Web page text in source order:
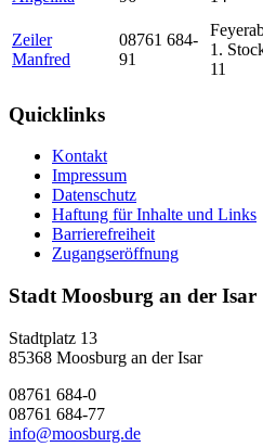
Zeiler
Manfred
08761 684-
91
1.
11
Quicklinks
Kontakt
Impressum
Datenschutz
Haftung für Inhalte und Links
Barrierefreiheit
Zugangseröffnung
Stadt Moosburg an der Isar
Stadtplatz 13
85368 Moosburg an der Isar
08761 684-0
08761 684-77
info@moosburg.de